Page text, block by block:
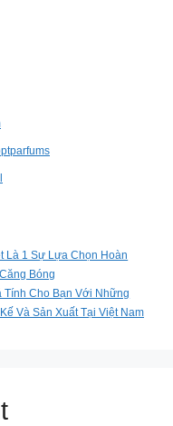
Là 1 Sự Lựa Chọn Hoàn
Bóng
Tính Cho Bạn Với Những
Và Sản Xuất Tại Việt Nam